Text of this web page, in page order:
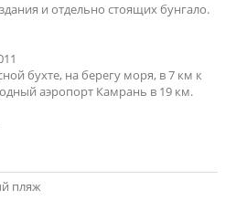
и отдельно стоящих бунгало.
бухте, на берегу моря, в 7 км к
аэропорт Камрань в 19 км.
пляж